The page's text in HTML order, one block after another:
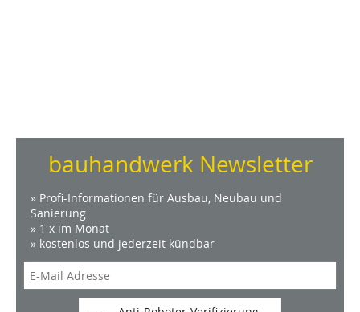
bauhandwerk Newsletter
» Profi-Informationen für Ausbau, Neubau und
Sanierung
» 1 x im Monat
» kostenlos und jederzeit kündbar